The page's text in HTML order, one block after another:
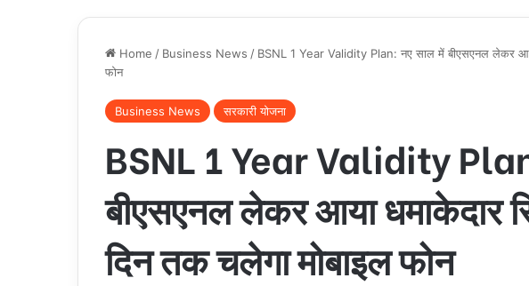
Home / Business News / BSNL 1 Year Validity Plan: नए साल में बीएसएनल लेकर
फोन
Business News सरकारी योजना
BSNL 1 Year Validity
बीएसएनल लेकर आया धमाकेदार
दिन तक चलेगा मोबाइल फोन